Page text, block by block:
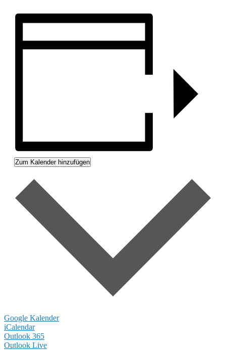
Zum Kalender hinzufügen
Google Kalender
iCalendar
Outlook 365
Outlook Live